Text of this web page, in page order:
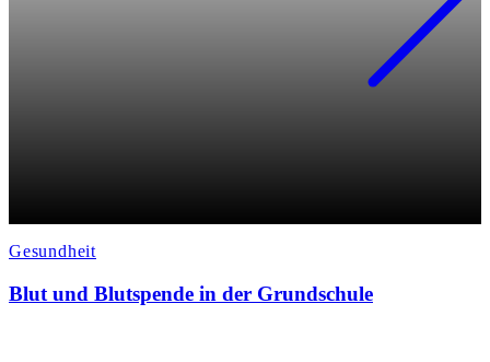
Gesundheit
Blut und Blutspende in der Grundschule